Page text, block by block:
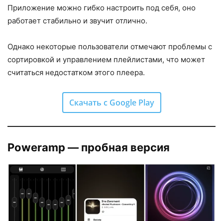
Приложение можно гибко настроить под себя, оно
работает стабильно и звучит отлично.
Однако некоторые пользователи отмечают проблемы с
сортировкой и управлением плейлистами, что может
считаться недостатком этого плеера.
Скачать с Google Play
Poweramp — пробная версия